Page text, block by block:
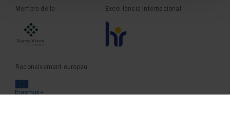
Membre de la Excel·lència internacional
Reconeixement europeu